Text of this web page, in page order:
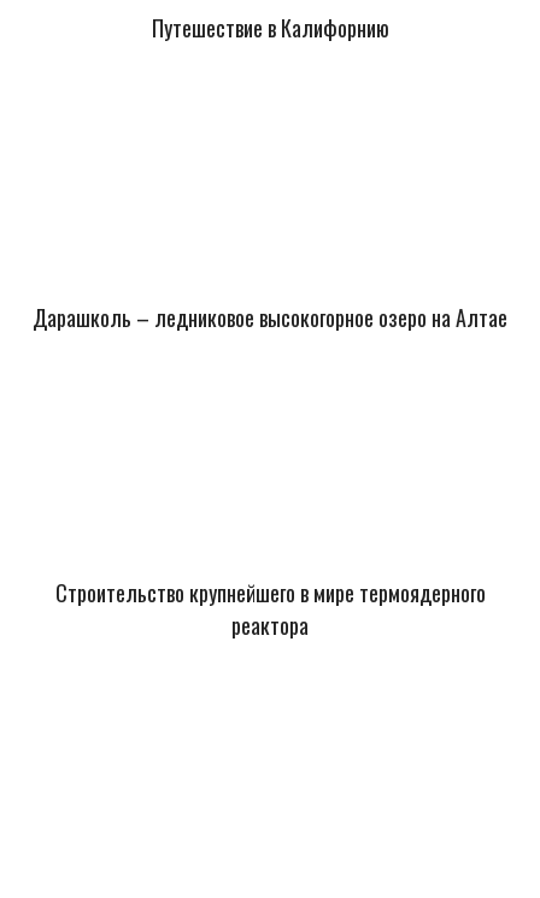
Путешествие в Калифорнию
Дарашколь – ледниковое высокогорное озеро на Алтае
Строительство крупнейшего в мире термоядерного
реактора